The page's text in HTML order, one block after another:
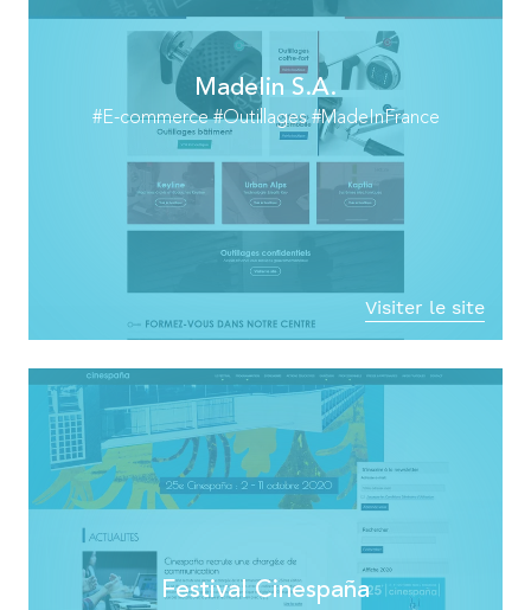
Madelin S.A.
#E-commerce #Outillages #MadeInFrance
Visiter le site
Festival Cinespaña